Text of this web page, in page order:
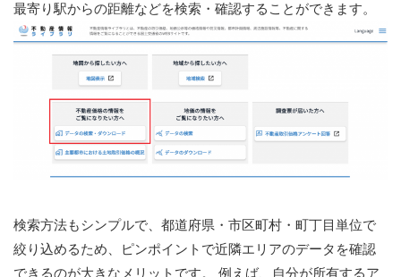
最寄り駅からの距離などを検索・確認することができます。
検索方法もシンプルで、都道府県・市区町村・町丁目単位で
絞り込めるため、ピンポイントで近隣エリアのデータを確認
できるのが大きなメリットです。 例えば、自分が所有するア